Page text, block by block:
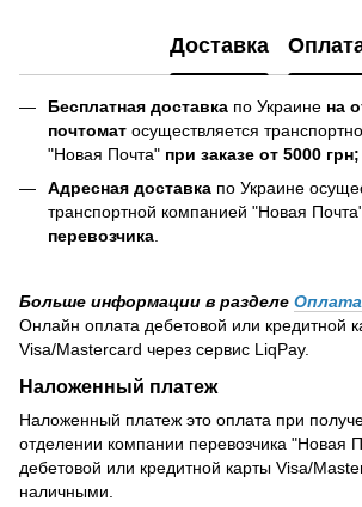
Доставка
Бесплатная доставка по Украине на
почтомат осуществляется
"Новая Почта" при заказе от 5000 грн;
Адресная доставка по Украине
транспортной компанией "Новая
перевозчика
Больше информации в разделе
Онлайн оплата дебетовой или кредитной
Visa/Mastercard через сервис LiqPay.
Наложенный платеж
Наложенный платеж это оплата при
отделении компании перевозчика "Новая
дебетовой или кредитной карты Visa/
наличными.